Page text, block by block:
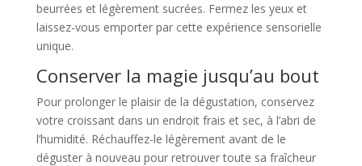
beurrées et légèrement sucrées. Fermez les yeux et
laissez-vous emporter par cette expérience sensorielle
unique.
Conserver la magie jusqu’au bout
Pour prolonger le plaisir de la dégustation, conservez
votre croissant dans un endroit frais et sec, à l’abri de
l’humidité. Réchauffez-le légèrement avant de le
déguster à nouveau pour retrouver toute sa fraîcheur